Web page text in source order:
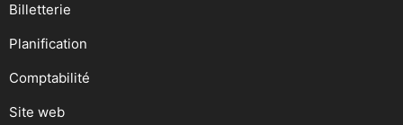
Billetterie
Planification
Comptabilité
Site web